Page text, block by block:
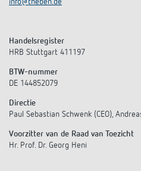
Aanwezigheids- en
LED spot
Klimaatregeling
Referenties
DALI-2 lichtregeling
KNX-systemen
Smart Home-
Aanwezigheids- en
Onderneming
Actueel
Hotline
Productzoeker
info@theben.de
Handelsregister
HRB Stuttgart 411197
BTW-nummer
DE 144852079
Directie
Paul Sebastian Schwenk (CEO),
Voorzitter van de Raad van Toezicht
Hr. Prof. Dr. Georg Heni